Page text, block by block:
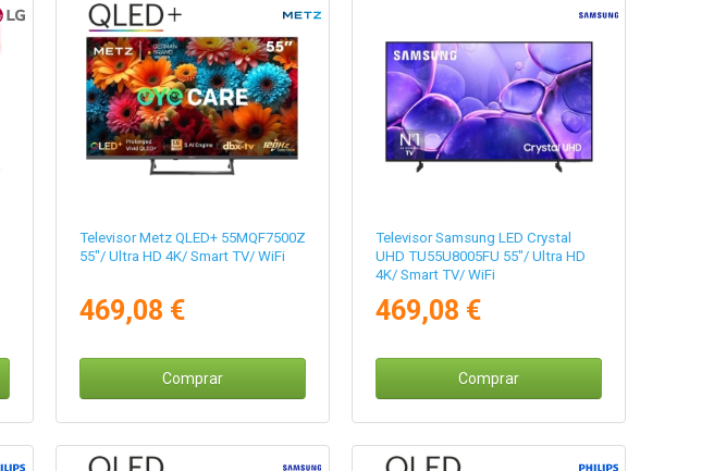
Televisor Metz QLED+ 55MQF7500Z
55"/ Ultra HD 4K/ Smart TV/ WiFi
469,08 €
Comprar
Televisor Samsung LED Crystal
UHD TU55U8005FU 55"/ Ultra HD
4K/ Smart TV/ WiFi
469,08 €
Comprar